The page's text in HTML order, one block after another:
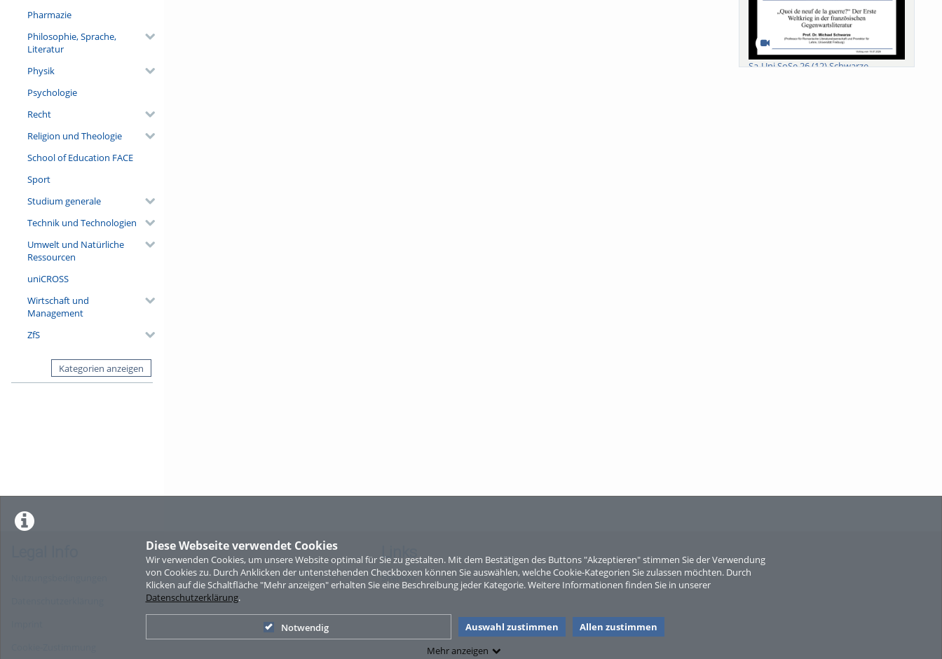
Diese Webseite verwendet Cookies
Wir verwenden Cookies, um unsere Website optimal für Sie zu gestalten. Mit dem Bestätigen des Buttons "Akzeptieren" stimmen Sie der Verwendung
von Cookies zu. Durch Anklicken der untenstehenden Checkboxen können Sie auswählen, welche Cookie-Kategorien Sie zulassen möchten. Durch
Klicken auf die Schaltfläche "Mehr anzeigen" erhalten Sie eine Beschreibung jeder Kategorie. Weitere Informationen finden Sie in unserer
Datenschutzerklärung.
Notwendig Auswahl zustimmen
Allen zustimmen
Mehr anzeigen
Pharmazie
Philosophie, Sprache,
Literatur
Physik
Psychologie
Recht
Religion und Theologie
School of Education FACE
Sport
Studium generale
Technik und Technologien
Umwelt und Natürliche
Ressourcen
uniCROSS
Wirtschaft und
Management
ZfS
Kategorien anzeigen
Sa-Uni SoSe 26 (12) Schwarze
Sperber
Links
Sitemap